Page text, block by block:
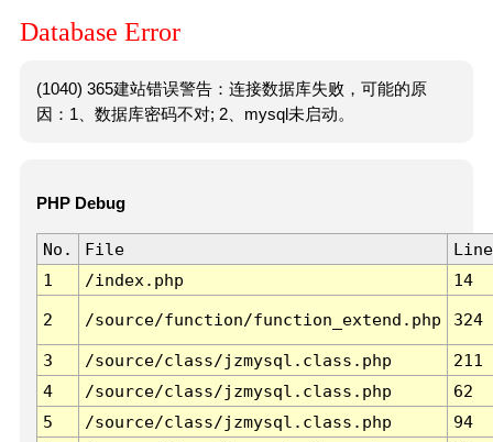
Database Error
(1040) 365建站错误警告：连接数据库失败，可能的原
因：1、数据库密码不对; 2、mysql未启动。
PHP Debug
No. File
Line
1
/index.php 14
2 /source/function/function_extend.php 324
3 /source/class/jzmysql.class.php
211
4
/source/class/jzmysql.class.php
62
5
/source/class/jzmysql.class.php
94